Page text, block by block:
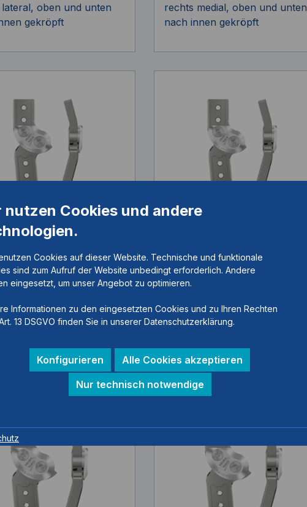
oben und unten
gekröpft
rechts medial, oben und unten
nach innen gekröpft
VARIO
SK1332-R/ST
Stahl, links medial oder
gekröpft
NEURO VARIO
Artikelnummer:SK1332-R/TI
14mm, Titan, links medial oder
nach innen gekröpft
nutzen Cookies und andere
Cookies auf dieser Website. Technische und funktionale
sind zum Aufruf der Website unbedingt erforderlich. Andere
eingesetzt, um unser Angebot zu optimieren.
Informationen zu den eingesetzten Cookies und zu Ihren Rechten
13 DSGVO finden Sie in unserer Datenschutzerklärung.
Konfigurieren
Alle Cookies akzeptieren
Nur technisch notwendige